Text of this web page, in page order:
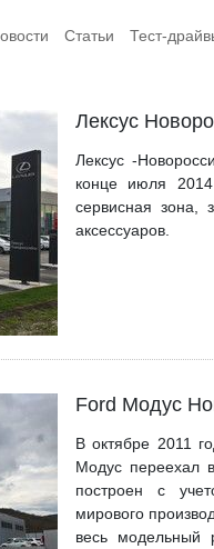
Статьи Тест-
Лексус
Лексус -
конце июля
сервисная зона,
аксессуаров.
Ford Модус
В октябре 2011
Модус переехал
построен с
мирового
весь модельный